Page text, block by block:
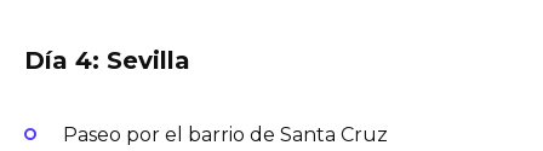
Día 4: Sevilla
Paseo por el barrio de Santa Cruz